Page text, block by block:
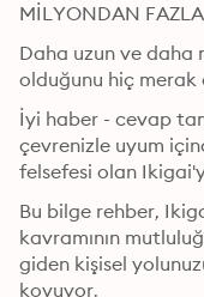
MİLYONDAN
Daha uzun ve daha
olduğunu hiç merak
İyi haber - cevap
çevrenizle uyum
felsefesi olan
Bu bilge rehber,
kavramının
giden kişisel